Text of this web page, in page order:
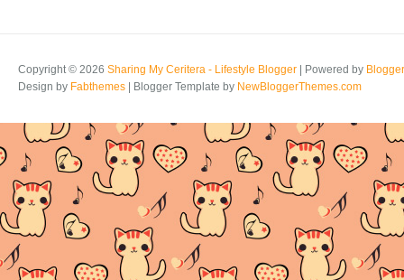
Copyright © 2026 Sharing My Ceritera - Lifestyle Blogger | Powered by Blogger
Design by Fabthemes | Blogger Template by NewBloggerThemes.com